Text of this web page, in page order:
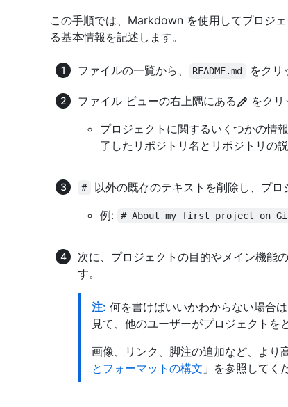
この手順では、Markdown を使用してプロジ
る基本情報を記述します。
ファイルの一覧から、 README.md をクリ
ファイル ビューの右上隅にある
をクリ
プロジェクトに関するいくつかの情
了したリポジトリ名とリポジトリの
#
以外の既存のテキストを削除し、プロ
例:
# About my first project on
次に、プロジェクトの目的やメイン機能
す。
注: 何を書けばいいかわからない場合
見て、他のユーザーがプロジェクトを
画像、リンク、脚注の追加など、より
とフォーマットの構文 」を参照してく